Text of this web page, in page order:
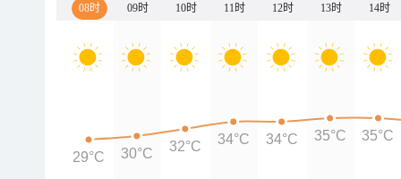
08时 09时 10时 11时 12时 13时 14时
29°C 30°C 32°C 34°C 34°C 35°C 35°C